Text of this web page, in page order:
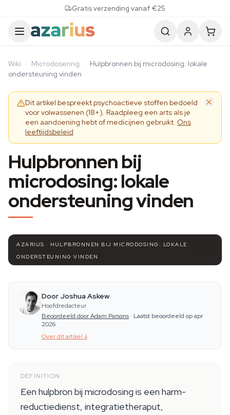
Gratis verzending vanaf €25
Wiki · Microdosering · Hulpbronnen bij microdosing: lokale
ondersteuning vinden
Dit artikel bespreekt psychoactieve stoffen bedoeld
voor volwassenen (18+). Raadpleeg een arts als je
een aandoening hebt of medicijnen gebruikt. Ons
leeftijdsbeleid
Hulpbronnen bij
microdosing: lokale
ondersteuning vinden
AZARIUS · HULPBRONNEN BIJ MICRODOSING: LOKALE
ONDERSTEUNING VINDEN
Door Joshua Askew
Hoofdredacteur
Beoordeeld door Adam Parsons · Laatst beoordeeld op apr
2026
Over dit artikel ↓
DEFINITION
Een hulpbron bij microdosing is een harm-
reductiedienst, integratietheraput,